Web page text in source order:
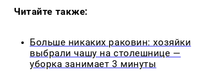
Читайте также:
Больше никаких раковин: хозяйки
выбрали чашу на столешнице —
уборка занимает 3 минуты